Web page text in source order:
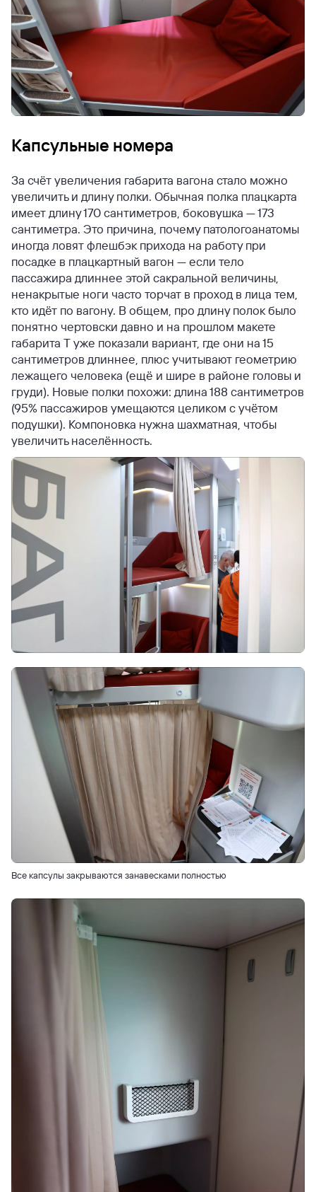
Капсульные номера
За счёт увеличения габарита вагона стало можно
увеличить и длину полки. Обычная полка плацкарта
имеет длину 170 сантиметров, боковушка — 173
сантиметра. Это причина, почему патологоанатомы
иногда ловят флешбэк прихода на работу при
посадке в плацкартный вагон — если тело
пассажира длиннее этой сакральной величины,
ненакрытые ноги часто торчат в проход в лица тем,
кто идёт по вагону. В общем, про длину полок было
понятно чертовски давно и на прошлом макете
габарита Т уже показали вариант, где они на 15
сантиметров длиннее, плюс учитывают геометрию
лежащего человека (ещё и шире в районе головы и
груди). Новые полки похожи: длина 188 сантиметров
(95% пассажиров умещаются целиком с учётом
подушки). Компоновка нужна шахматная, чтобы
увеличить населённость.
Все капсулы закрываются занавесками полностью